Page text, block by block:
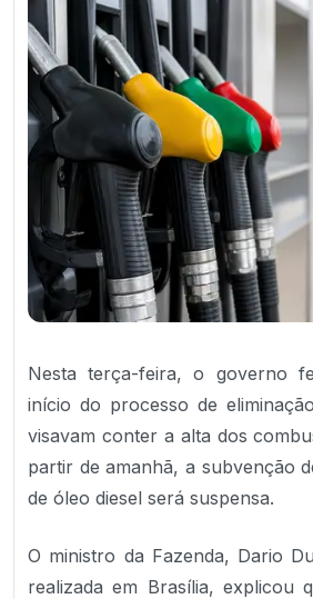
Nesta terça-feira, o governo
início do processo de
visavam conter a alta dos
partir de amanhã, a subvenção
de óleo diesel será suspensa.
O ministro da Fazenda, Dario
realizada em Brasília, explicou